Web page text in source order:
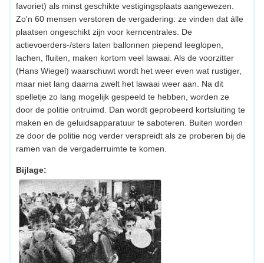
favoriet) als minst geschikte vestigingsplaats aangewezen.
Zo'n 60 mensen verstoren de vergadering: ze vinden dat álle
plaatsen ongeschikt zijn voor kerncentrales. De
actievoerders-/sters laten ballonnen piepend leeglopen,
lachen, fluiten, maken kortom veel lawaai. Als de voorzitter
(Hans Wiegel) waarschuwt wordt het weer even wat rustiger,
maar niet lang daarna zwelt het lawaai weer aan. Na dit
spelletje zo lang mogelijk gespeeld te hebben, worden ze
door de politie ontruimd. Dan wordt geprobeerd kortsluiting te
maken en de geluidsapparatuur te saboteren. Buiten worden
ze door de politie nog verder verspreidt als ze proberen bij de
ramen van de vergaderruimte te komen.
Bijlage: